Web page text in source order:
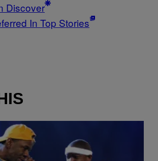
Discover
In Top Stories